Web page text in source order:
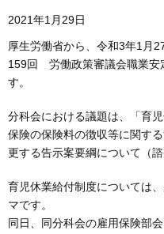
2021年1月29日
厚生労働省から、令和3年1月
159回 労働政策審議会職業安
す。
分科会における議題は、「育
保険の保険料の徴収等に関す
更する告示案要綱について（諮
育児休業給付制度については
マです。
同日、同分科会の雇用保険部